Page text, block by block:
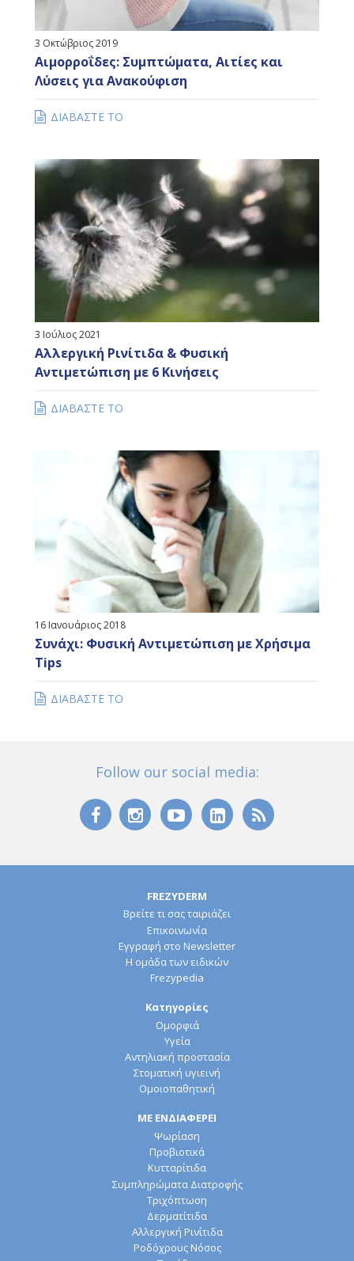
3 Οκτώβριος 2019
Αιμορροΐδες: Συμπτώματα, Αιτίες και
Λύσεις για Ανακούφιση
ΔΙΑΒΑΣΤΕ ΤΟ
3 Ιούλιος 2021
Αλλεργική Ρινίτιδα & Φυσική
Αντιμετώπιση με 6 Κινήσεις
ΔΙΑΒΑΣΤΕ ΤΟ
16 Ιανουάριος 2018
Συνάχι: Φυσική Αντιμετώπιση με Χρήσιμα
Tips
ΔΙΑΒΑΣΤΕ ΤΟ
Follow our social media:
FREZYDERM
Βρείτε τι σας ταιριάζει
Επικοινωνία
Εγγραφή στο Newsletter
Η ομάδα των ειδικών
Frezypedia
Κατηγορίες
Ομορφιά
Υγεία
Αντηλιακή προστασία
Στοματική υγιεινή
Ομοιοπαθητική
ΜΕ ΕΝΔΙΑΦΕΡΕΙ
Ψωρίαση
Προβιοτικά
Κυτταρίτιδα
Συμπληρώματα Διατροφής
Τριχόπτωση
Δερματίτιδα
Αλλεργική Ρινίτιδα
Ροδόχρους Νόσος